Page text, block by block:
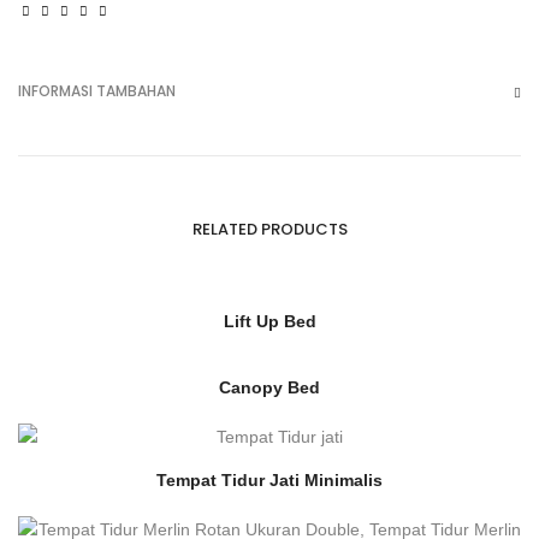
INFORMASI TAMBAHAN
RELATED PRODUCTS
Lift Up Bed
Canopy Bed
Tempat Tidur Jati Minimalis